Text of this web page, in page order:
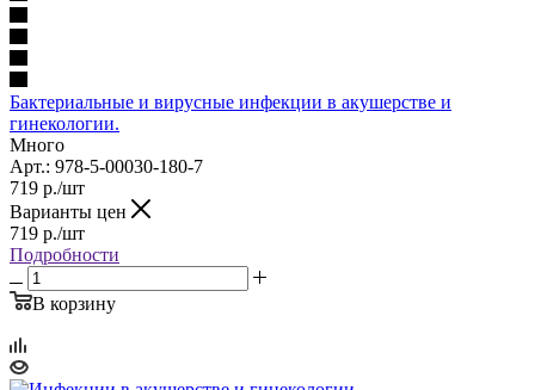
Бактериальные и вирусные инфекции в акушерстве и
гинекологии.
Много
Арт.: 978-5-00030-180-7
719 р./шт
Варианты цен
719 р./шт
Подробности
В корзину